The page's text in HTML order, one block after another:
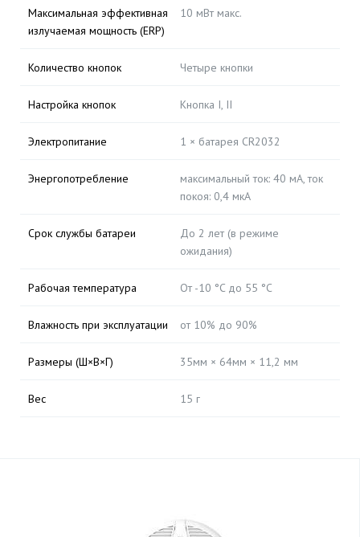
Максимальная эффективная
излучаемая мощность (ERP)
10 мВт макс.
Количество кнопок Четыре кнопки
Настройка кнопок Кнопка I, II
Электропитание 1 × батарея CR2032
Энергопотребление
максимальный ток: 40 мА, ток
покоя: 0,4 мкА
Срок службы батареи
До 2 лет (в режиме
ожидания)
Рабочая температура От -10 °C до 55 °C
Влажность при эксплуатации от 10% до 90%
Размеры (Ш×В×Г) 35мм × 64мм × 11,2 мм
Вес 15 г